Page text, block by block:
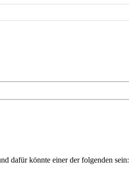
dafür könnte einer der folgenden sein: